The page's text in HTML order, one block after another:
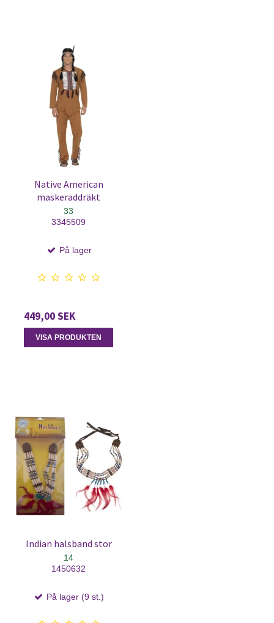
Native American
maskeraddräkt
33
3345509
På lager
449,00 SEK
VISA PRODUKTEN
Indian halsband stor
14
1450632
På lager (9 st.)